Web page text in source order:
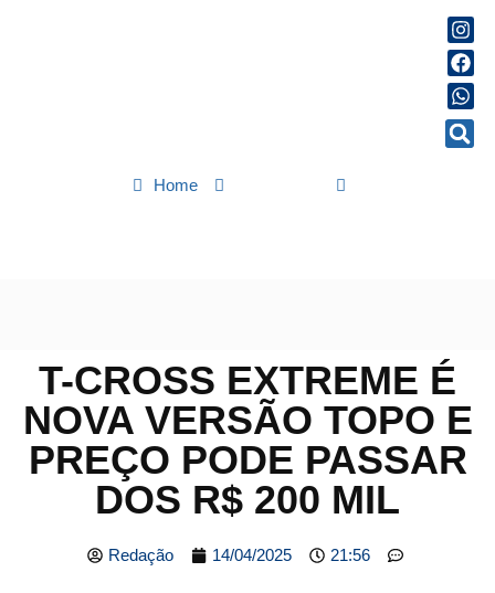
Home
T-CROSS EXTREME É
NOVA VERSÃO TOPO E
PREÇO PODE PASSAR
DOS R$ 200 MIL
Redação 14/04/2025 21:56